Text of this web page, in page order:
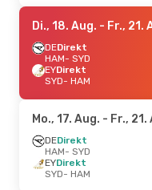
Di., 18. Aug. - Fr., 21.
DEDirekt
HAM- SYD
EYDirekt
SYD- HAM
Mo., 17. Aug. - Fr., 21.
DEDirekt
HAM- SYD
EYDirekt
SYD- HAM